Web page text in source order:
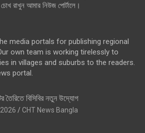
রাখুন আমার নিউজ পোর্টালে।
media portals for publishing regional
own team is working tirelessly to
in villages and suburbs to the readers.
portal.
তৈরিতে বিসিবির নতুন উদ্যোগ
CHT News Bangla